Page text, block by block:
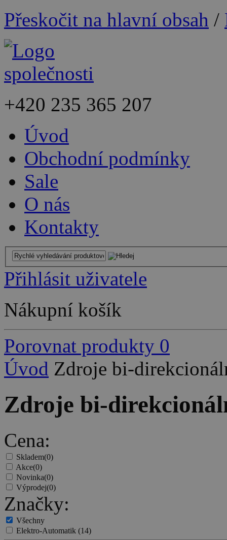
Přeskočit na hlavní obsah /
+420 235 365 207
Úvod
Obchodní podmínky
Sale
O nás
Kontakty
Přihlásit uživatele
Nákupní košík
Porovnat produkty 0
Úvod Zdroje bi-
Zdroje bi-
Cena:
Skladem(0)
Akce(0)
Novinka(0)
Výprodej(0)
Značky:
Všechny
Elektro-Automatik (14)